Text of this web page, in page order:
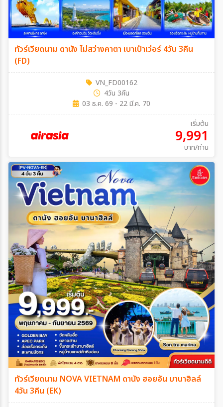
ทัวร์เวียดนาม ดานัง ไม่สว่างคาตา เบาเป๋าเว่อร์ 4วัน 3คืน
(FD)
VN_FD00162
4วัน 3คืน
03 ธ.ค. 69 - 22 มี.ค. 70
เริ่มต้น
9,991
บาท/ท่าน
ทัวร์เวียดนาม NOVA VIETNAM ดานัง ฮอยอัน บานาฮิลล์
4วัน 3คืน (EK)